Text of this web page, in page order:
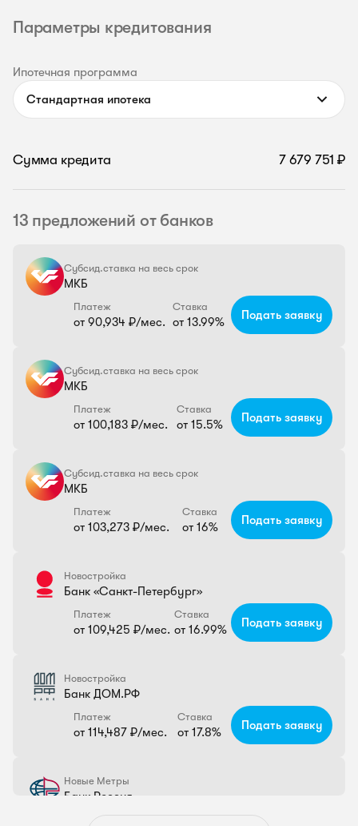
Параметры кредитования
Ипотечная программа
Стандартная ипотека
Сумма кредита 7 679 751 ₽
13 предложений от банков
Субсид.ставка на весь срок
МКБ
Платеж
от 90,934 ₽/мес.
Ставка
от 13.99% Подать заявку
Субсид.ставка на весь срок
МКБ
Платеж
от 100,183 ₽/мес.
Ставка
от 15.5% Подать заявку
Субсид.ставка на весь срок
МКБ
Платеж
от 103,273 ₽/мес.
Ставка
от 16% Подать заявку
Новостройка
Банк «Санкт-Петербург»
Платеж
от 109,425 ₽/мес.
Ставка
от 16.99% Подать заявку
Новостройка
Банк ДОМ.РФ
Платеж
от 114,487 ₽/мес.
Ставка
от 17.8% Подать заявку
Новые Метры
Банк Россия
Платеж Ставка